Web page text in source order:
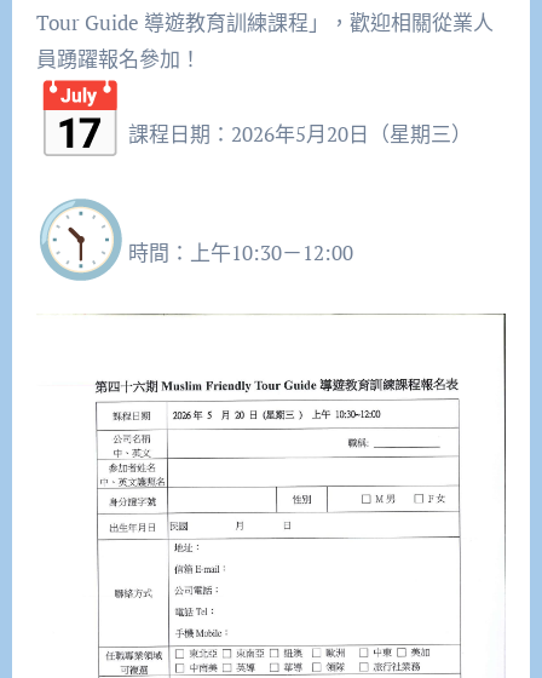
Tour Guide 導遊教育訓練課程」，歡迎相關從業人
員踴躍報名參加！
課程日期：2026年5月20日（星期三）
時間：上午10:30－12:00